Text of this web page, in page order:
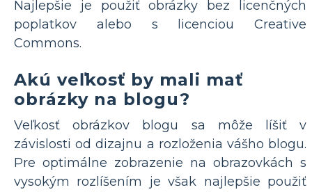
Najlepšie je použiť obrázky bez licenčných
poplatkov alebo s licenciou Creative
Commons.
Akú veľkosť by mali mať
obrázky na blogu?
Veľkosť obrázkov blogu sa môže líšiť v
závislosti od dizajnu a rozloženia vášho blogu.
Pre optimálne zobrazenie na obrazovkách s
vysokým rozlíšením je však najlepšie použiť